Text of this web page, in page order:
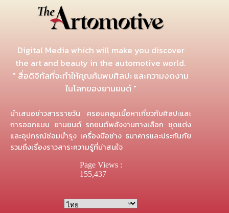
Digital Media which will make you discover
the art and beauty in the automotive world.
" สื่อดิจิทัลที่จะทำให้คุณค้นพบศิลปะ และความงดงาม
ในโลกของยานยนต์ "
นำเสนอข่าวสารรายวัน ครอบคลุมเนื้อหาเกี่ยวกับศิลปะและ
การออกแบบ ยานยนต์ รถยนต์พลังงานทางเลือก ชุดแต่ง
และอุปกรณ์ซ่อมบำรุง เครื่องมือช่าง ธนาคารและประกันภัย
รวมถึงเรื่องราวสาระความรู้ที่น่าสนใจ
Page Views :
155,437